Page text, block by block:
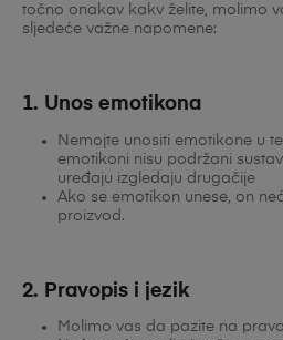
točno onakav kakv želite, molimo
sljedeće važne napomene:
1. Unos emotikona
Nemojte unositi emotikone u
emotikoni nisu podržani
uređaju izgledaju drugačije
Ako se emotikon unese, on
proizvod.
2. Pravopis i jezik
Molimo vas da pazite na